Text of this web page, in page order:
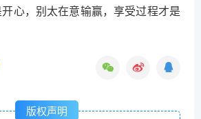
心，别太在意输赢，享受过程才是
版权声明